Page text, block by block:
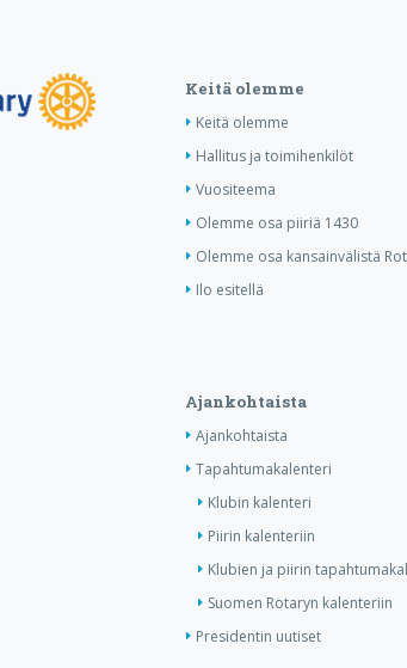
Keitä olemme
Keitä olemme
Hallitus ja toimihenkilöt
Vuositeema
Olemme osa piiriä 1430
Olemme osa kansainvälistä
Ilo esitellä
Ajankohtaista
Ajankohtaista
Tapahtumakalenteri
Klubin kalenteri
Piirin kalenteriin
Klubien ja piirin
Suomen Rotaryn kalenteriin
Presidentin uutiset